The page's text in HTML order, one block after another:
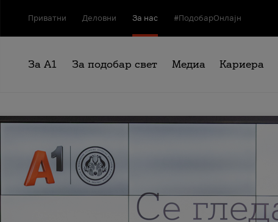
Приватни Деловни За нас #ПодобарОнлајн
За А1 За подобар свет Медиа Кариера